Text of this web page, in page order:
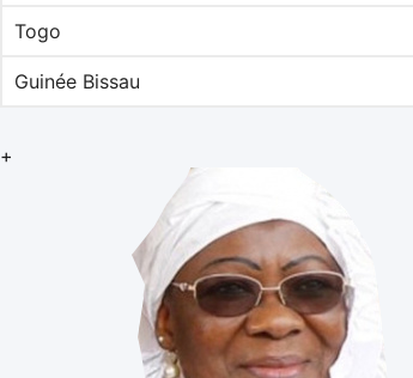
Togo
Guinée Bissau
+